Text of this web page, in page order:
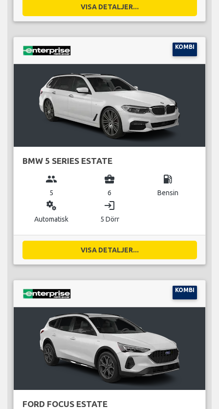
VISA DETALJER...
KOMBI
BMW 5 SERIES ESTATE
group
5
business_center
6
local_gas_station
Bensin
miscellaneous_services
Automatisk
login
5 Dörr
VISA DETALJER...
KOMBI
FORD FOCUS ESTATE